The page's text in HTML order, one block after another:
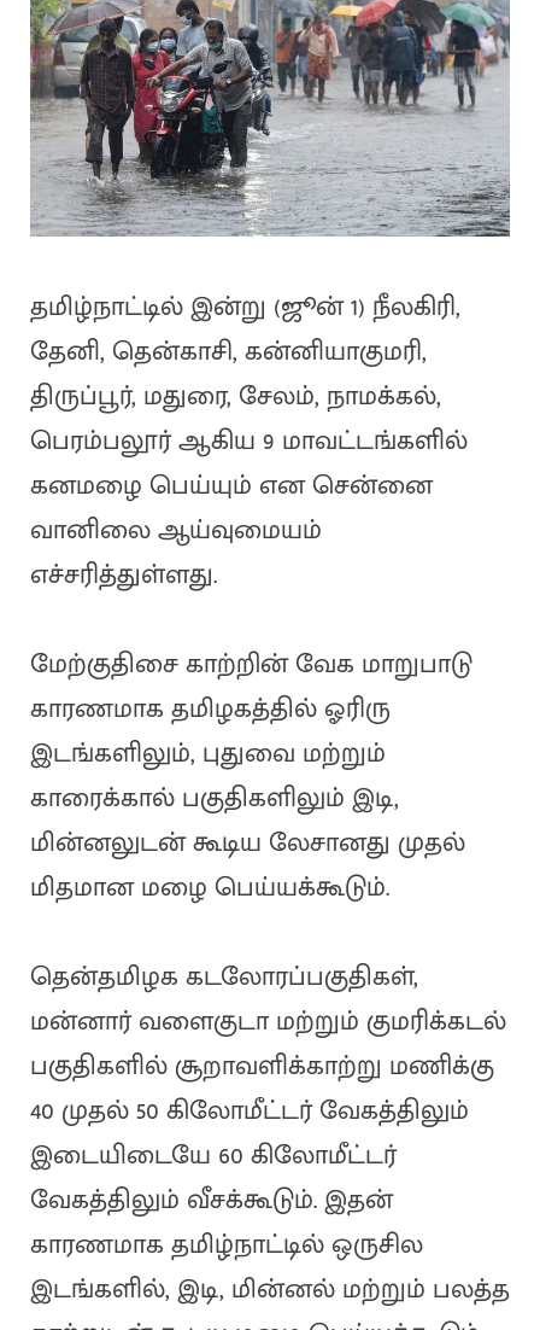
தமிழ்நாட்டில் இன்று (ஜூன் 1) நீலகிரி,
தேனி, தென்காசி, கன்னியாகுமரி,
திருப்பூர், மதுரை, சேலம், நாமக்கல்,
பெரம்பலூர் ஆகிய 9 மாவட்டங்களில்
கனமழை பெய்யும் என சென்னை
வானிலை ஆய்வுமையம்
எச்சரித்துள்ளது.
மேற்குதிசை காற்றின் வேக மாறுபாடு
காரணமாக தமிழகத்தில் ஓரிரு
இடங்களிலும், புதுவை மற்றும்
காரைக்கால் பகுதிகளிலும் இடி,
மின்னலுடன் கூடிய லேசானது முதல்
மிதமான மழை பெய்யக்கூடும்.
தென்தமிழக கடலோரப்பகுதிகள்,
மன்னார் வளைகுடா மற்றும் குமரிக்கடல்
பகுதிகளில் சூறாவளிக்காற்று மணிக்கு
40 முதல் 50 கிலோமீட்டர் வேகத்திலும்
இடையிடையே 60 கிலோமீட்டர்
வேகத்திலும் வீசக்கூடும். இதன்
காரணமாக தமிழ்நாட்டில் ஒருசில
இடங்களில், இடி, மின்னல் மற்றும் பலத்த